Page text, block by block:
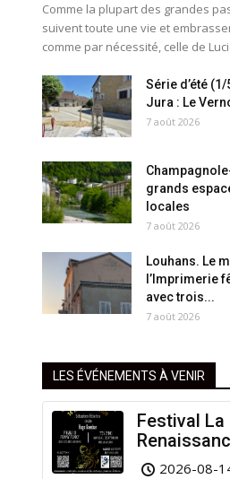
Comme la plupart des grandes
suivent toute une vie et
comme par nécessité, celle de
Série d’été
Jura : Le
7 août 2026
grands
locales
7 août 2026
Louhans. Le
l’Imprimerie
avec trois...
7 août 2026
LES ÉVÉNEMENTS À VENIR
Festival La
2026-08-